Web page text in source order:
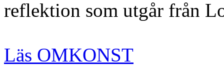
reflektion som utgår från
Läs OMKONST